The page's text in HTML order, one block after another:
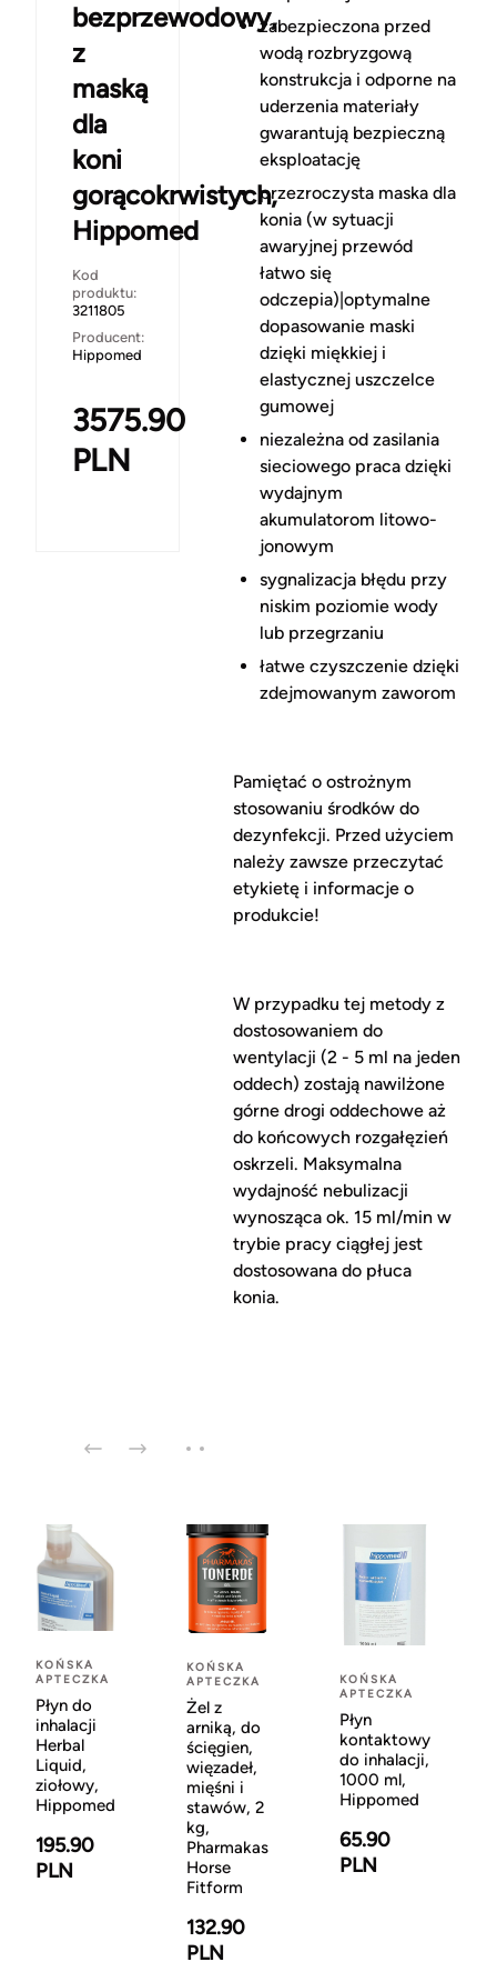
bezprzewodowy,
z
maską
dla
koni
gorącokrwistych,
Hippomed
Kod
produktu:
3211805
Producent:
Hippomed
3575.90
PLN
zabezpieczona przed
wodą rozbryzgową
konstrukcja i odporne na
uderzenia materiały
gwarantują bezpieczną
eksploatację
przezroczysta maska dla
konia (w sytuacji
awaryjnej przewód
łatwo się
odczepia)|optymalne
dopasowanie maski
dzięki miękkiej i
elastycznej uszczelce
gumowej
niezależna od zasilania
sieciowego praca dzięki
wydajnym
akumulatorom litowo-
jonowym
sygnalizacja błędu przy
niskim poziomie wody
lub przegrzaniu
łatwe czyszczenie dzięki
zdejmowanym zaworom
Pamiętać o ostrożnym
stosowaniu środków do
dezynfekcji. Przed użyciem
należy zawsze przeczytać
etykietę i informacje o
produkcie!
W przypadku tej metody z
dostosowaniem do
wentylacji (2 - 5 ml na jeden
oddech) zostają nawilżone
górne drogi oddechowe aż
do końcowych rozgałęzień
oskrzeli. Maksymalna
wydajność nebulizacji
wynosząca ok. 15 ml/min w
trybie pracy ciągłej jest
dostosowana do płuca
konia.
KOŃSKA
APTECZKA
Płyn do
inhalacji
Herbal
Liquid,
ziołowy,
Hippomed
195.90
PLN
KOŃSKA
APTECZKA
Żel z
arniką, do
ścięgien,
więzadeł,
mięśni i
stawów, 2
kg,
Pharmakas
Horse
Fitform
132.90
PLN
KOŃSKA
APTECZKA
Płyn
kontaktowy
do inhalacji,
1000 ml,
Hippomed
65.90
PLN